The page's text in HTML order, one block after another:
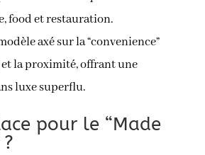
food et restauration.
axé sur la “convenience”
la proximité, offrant une
luxe superflu.
pour le “Made